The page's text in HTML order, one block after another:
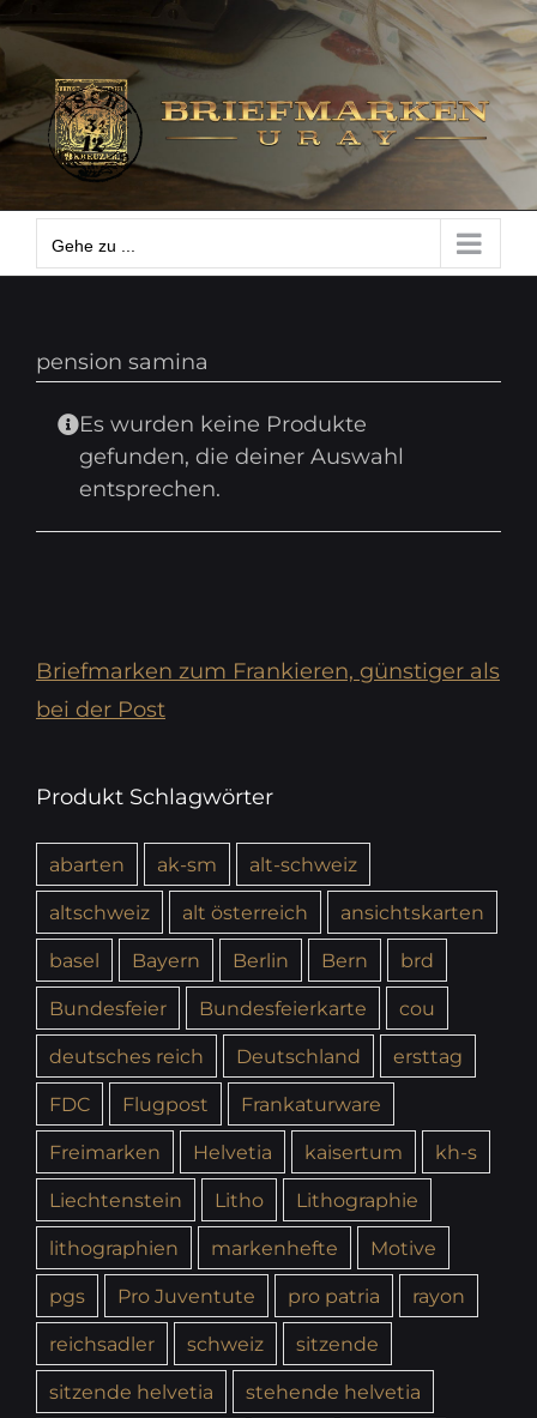
Zum
Inhalt
springen
Gehe zu ...
Gehe zu ...
pension samina
Es wurden keine Produkte
gefunden, die deiner Auswahl
entsprechen.
Briefmarken zum Frankieren, günstiger als
bei der Post
Produkt Schlagwörter
abarten ak-sm
alt-schweiz
altschweiz
alt österreich
ansichtskarten
basel
Bayern Berlin Bern
brd
Bundesfeier
Bundesfeierkarte
cou
deutsches reich
Deutschland
ersttag
FDC
Flugpost
Frankaturware
Freimarken
Helvetia kaisertum
kh-s
Liechtenstein
Litho
Lithographie
lithographien
markenhefte
Motive
pgs
Pro Juventute pro patria
rayon
reichsadler
schweiz
sitzende
sitzende helvetia
stehende helvetia